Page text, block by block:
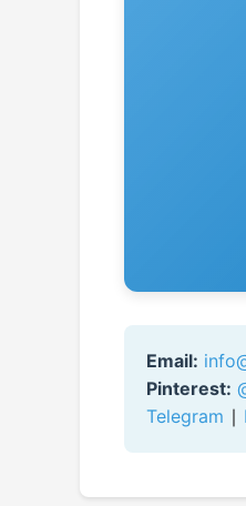
Email:
Pinterest:
Telegram ∣